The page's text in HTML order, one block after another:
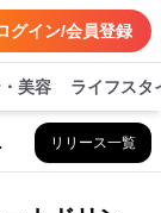
グイン/会員登録
美容 ライフスタ
社 リリース一覧